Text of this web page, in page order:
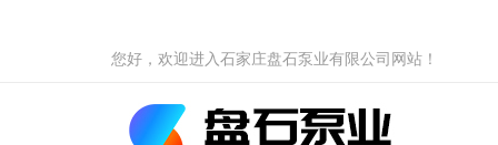
您好，欢迎进入石家庄盘石泵业有限公司网站！